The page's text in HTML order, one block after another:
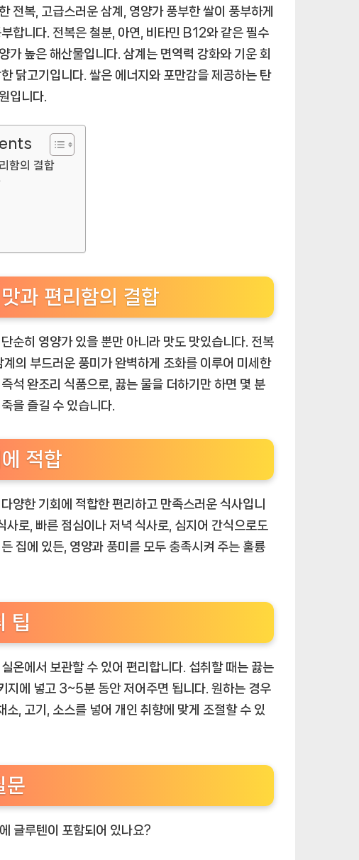
전복, 고급스러운 삼계, 영양가 풍부한 쌀이 풍부하게
합니다. 전복은 철분, 아연, 비타민 B12와 같은 필수
가 높은 해산물입니다. 삼계는 면역력 강화와 기운 회
닭고기입니다. 쌀은 에너지와 포만감을 제공하는 탄
입니다.
함의 결합
과 편리함의 결합
순히 영양가 있을 뿐만 아니라 맛도 맛있습니다. 전복
의 부드러운 풍미가 완벽하게 조화를 이루어 미세한
석 완조리 식품으로, 끓는 물을 더하기만 하면 몇 분
을 즐길 수 있습니다.
적합
양한 기회에 적합한 편리하고 만족스러운 식사입니
사로, 빠른 점심이나 저녁 식사로, 심지어 간식으로도
집에 있든, 영양과 풍미를 모두 충족시켜 주는 훌륭
팁
온에서 보관할 수 있어 편리합니다. 섭취할 때는 끓는
에 넣고 3~5분 동안 저어주면 됩니다. 원하는 경우
소, 고기, 소스를 넣어 개인 취향에 맞게 조절할 수 있
문
글루텐이 포함되어 있나요?